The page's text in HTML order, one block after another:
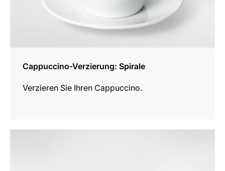
Cappuccino-Verzierung: Spirale
Verzieren Sie Ihren Cappuccino.